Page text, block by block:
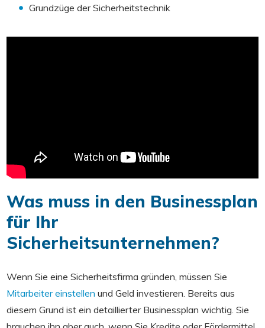
Grundzüge der Sicherheitstechnik
Was muss in den Businessplan
für Ihr
Sicherheitsunternehmen?
Wenn Sie eine Sicherheitsfirma gründen, müssen Sie
Mitarbeiter einstellen und Geld investieren. Bereits aus
diesem Grund ist ein detaillierter Businessplan wichtig. Sie